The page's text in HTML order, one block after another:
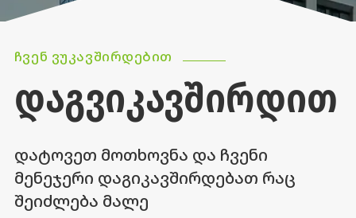
ᲩᲕᲔᲜ ᲕᲣᲙᲐᲕᲨᲘᲠᲓᲔᲑᲘᲗ
ᲓᲐᲒᲕᲘᲙᲐᲕᲨᲘᲠᲓᲘᲗ
დატოვეთ მოთხოვნა და ჩვენი
მენეჯერი დაგიკავშირდებათ რაც
შეიძლება მალე